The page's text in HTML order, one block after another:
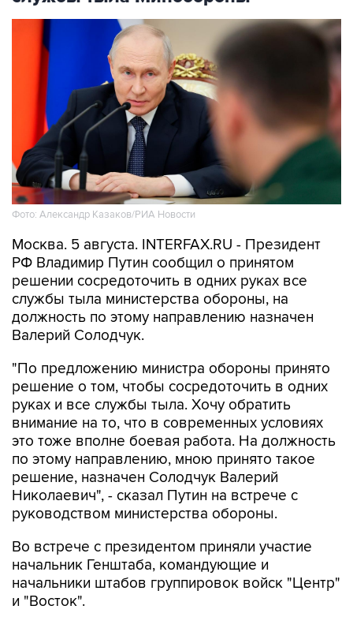
Фото: Александр Казаков/РИА Новости
Москва. 5 августа. INTERFAX.RU - Президент
решении сосредоточить в одних руках все
службы тыла министерства обороны, на
должность по этому направлению назначен
Валерий Солодчук.
"По предложению министра обороны принято
руках и все службы тыла. Хочу обратить
внимание на то, что в современных условиях
это тоже вполне боевая работа. На должность
по этому направлению, мною принято такое
решение, назначен Солодчук Валерий
Николаевич", - сказал Путин на встрече с
руководством министерства обороны.
Во встрече с президентом приняли участие
начальники штабов группировок войск "Центр"
и "Восток".
В начале совещания президент напомнил о